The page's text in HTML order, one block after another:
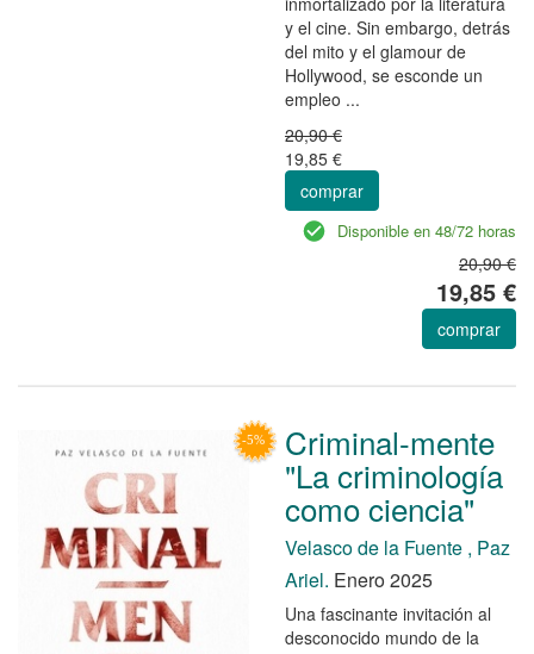
y el cine. Sin embargo, detrás
del mito y el glamour de
Hollywood, se esconde un
empleo ...
20,90 €
19,85 €
comprar
Disponible en 48/72 horas
20,90 €
19,85 €
comprar
Criminal-mente
"La criminología
como ciencia"
Velasco de la Fuente , Paz
Ariel. Enero 2025
Una fascinante invitación al
desconocido mundo de la